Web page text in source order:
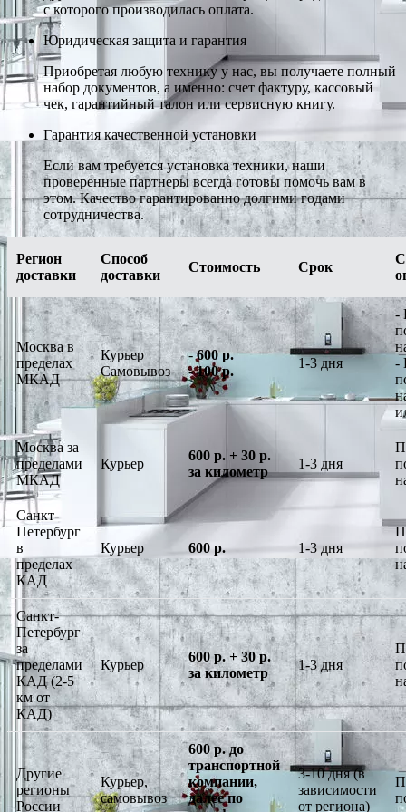
с которого производилась оплата.
Юридическая защита и гарантия
Приобретая любую технику у нас, вы получаете полный
набор документов, а именно: счет фактуру, кассовый
чек, гарантийный талон или сервисную книгу.
Гарантия качественной установки
Если вам требуется установка техники, наши
проверенные партнеры всегда готовы помочь вам в
этом. Качество гарантированно долгими годами
сотрудничества.
Регион
доставки
Способ
доставки
Стоимость Срок
Москва в
пределах
МКАД
Курьер
Самовывоз
-600 р.
-100 р.
1-3 дня
-
-
Москва за
пределами
МКАД
Курьер
600 р. + 30 р.
за километр
1-3 дня
Санкт-
Петербург
в
пределах
КАД
Курьер 600 р. 1-3 дня
Санкт-
Петербург
за
пределами
КАД (2-5
км от
КАД)
Курьер
600 р. + 30 р.
за километр
1-3 дня
Другие
регионы
России
Курьер,
самовывоз
600 р. до
транспортной
компании,
далее по
3-10 дня (в
зависимости
от региона)